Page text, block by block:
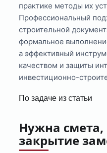
практике методы их
Профессиональный
строительной
формальное
а эффективный
качеством и защиты
инвестиционно-
По задаче из статьи
Нужна
закрытие